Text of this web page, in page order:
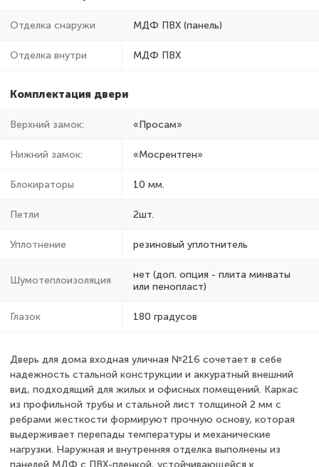
Отделка снаружи МДФ ПВХ (панель)
Отделка внутри МДФ ПВХ
Комплектация двери
Верхний замок: «Просам»
Нижний замок: «Мосрентген»
Блокираторы 10 мм.
Петли 2шт.
Уплотнение резиновый уплотнитель
Шумотеплоизоляция
нет (доп. опция - плита минваты
или пенопласт)
Глазок 180 градусов
Дверь для дома входная уличная №216 сочетает в себе
надежность стальной конструкции и аккуратный внешний
вид, подходящий для жилых и офисных помещений. Каркас
из профильной трубы и стальной лист толщиной 2 мм с
ребрами жесткости формируют прочную основу, которая
выдерживает перепады температуры и механические
нагрузки. Наружная и внутренняя отделка выполнены из
панелей МДФ с ПВХ-пленкой, устойчивающейся к